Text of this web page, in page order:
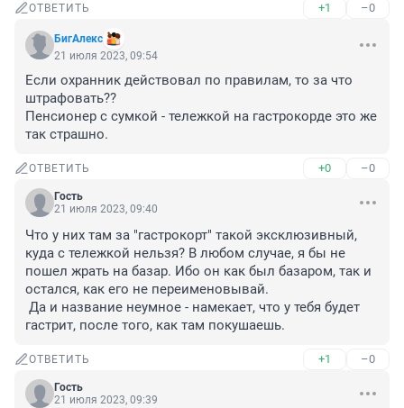
ОТВЕТИТЬ +1 –0
БигАлекс
21 июля 2023, 09:54
Если охранник действовал по правилам, то за что
штрафовать??
Пенсионер с сумкой - тележкой на гастрокорде это же
так страшно.
ОТВЕТИТЬ +0 –0
Гость
21 июля 2023, 09:40
Что у них там за "гастрокорт" такой эксклюзивный,
куда с тележкой нельзя? В любом случае, я бы не
пошел жрать на базар. Ибо он как был базаром, так и
остался, как его не переименовывай.
Да и название неумное - намекает, что у тебя будет
гастрит, после того, как там покушаешь.
ОТВЕТИТЬ +1 –0
Гость
21 июля 2023, 09:39